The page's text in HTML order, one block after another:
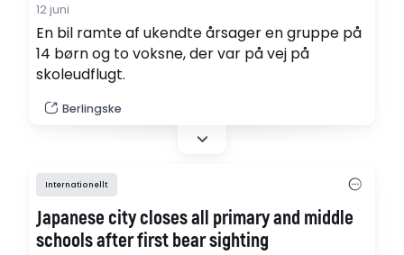
12 juni
En bil ramte af ukendte årsager en gruppe på
14 børn og to voksne, der var på vej på
skoleudflugt.
Berlingske
Internationellt
Japanese city closes all primary and middle
schools after first bear sighting